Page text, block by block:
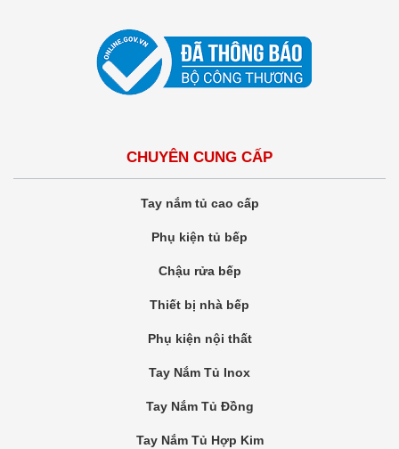
CHUYÊN CUNG CẤP
Tay nắm tủ cao cấp
Phụ kiện tủ bếp
Chậu rửa bếp
Thiết bị nhà bếp
Phụ kiện nội thất
Tay Nắm Tủ Inox
Tay Nắm Tủ Đồng
Tay Nắm Tủ Hợp Kim